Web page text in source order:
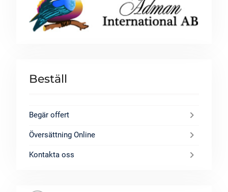
Beställ
Begär offert
Översättning Online
Kontakta oss